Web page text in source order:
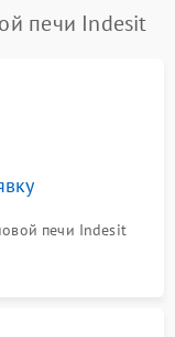
Подробнее →
печи Indesit
печи Indesit